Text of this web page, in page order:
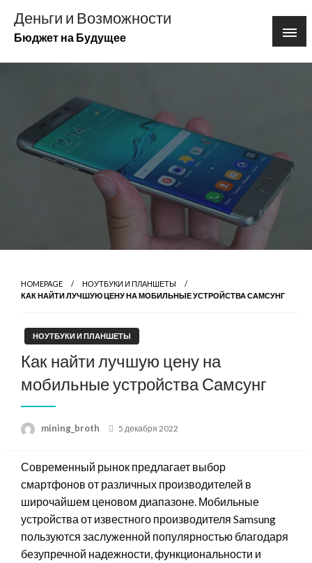
содержимому
Деньги и Возможности
Бюджет на Будущее
HOMEPAGE
НОУТБУКИ И ПЛАНШЕТЫ
КАК НАЙТИ ЛУЧШУЮ ЦЕНУ НА МОБИЛЬНЫЕ УСТРОЙСТВА САМСУНГ
НОУТБУКИ И ПЛАНШЕТЫ
Как найти лучшую цену на
мобильные устройства Самсунг
mining_broth
Posted
5 декабря 2022
Современный рынок предлагает выбор
смартфонов от различных производителей в
широчайшем ценовом диапазоне. Мобильные
устройства от известного производителя Samsung
пользуются заслуженной популярностью благодаря
безупречной надежности, функциональности и